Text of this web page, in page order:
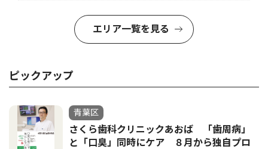
エリア一覧を見る
ピックアップ
青葉区
さくら歯科クリニックあおば 「歯周病」
と「口臭」同時にケア ８月から独自プロ